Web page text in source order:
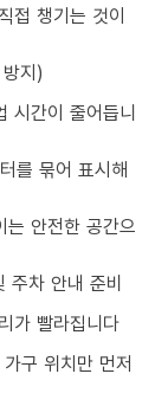
접 챙기는 것이
지)
시간이 줄어듭니
를 묶어 표시해
는 안전한 공간으
주차 안내 준비
가 빨라집니다
구 위치만 먼저